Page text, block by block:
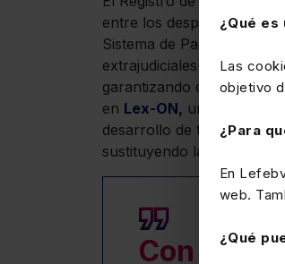
¿Qué es
Las
objetivo
¿Para
En
web.
¿Qué
entre los despachos de
Sistema de Pagos
extrajudiciales-. Las dos
garantizando calidad y
en Lex-ON, un software
desarrollo de todas las
sustituyendo las
Con el